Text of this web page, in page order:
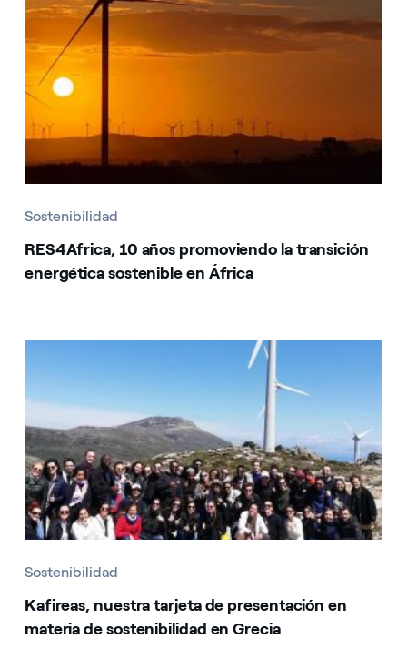
Sostenibilidad
RES4Africa, 10 años promoviendo la transición
energética sostenible en África
Sostenibilidad
Kafireas, nuestra tarjeta de presentación en
materia de sostenibilidad en Grecia